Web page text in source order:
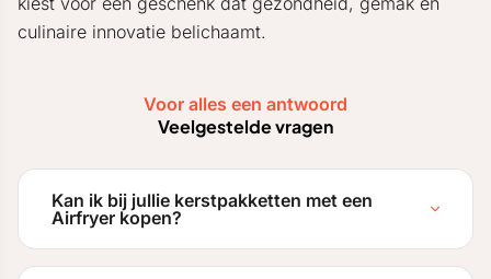
culinaire innovatie belichaamt.
Voor alles een antwoord
Veelgestelde vragen
Kan ik bij jullie kerstpakketten met een
Airfryer kopen?